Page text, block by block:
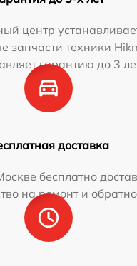
центр
запчасти техники
гарантию до 3
доставка
бесплатно
на ремонт и